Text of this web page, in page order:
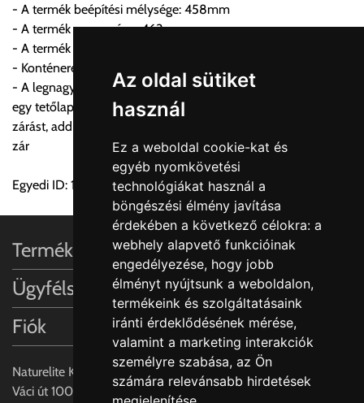
Az oldal sütiket
használ
Ez a weboldal cookie-kat és
egyéb nyomkövetési
technológiákat használ a
böngészési élmény javítása
érdekében a következő célokra: a
webhely alapvető funkcióinak
engedélyezése, hogy jobb
élményt nyújtsunk a weboldalon,
termékeink és szolgáltatásaink
iránti érdeklődésének mérése,
valamint a marketing interakciók
személyre szabása, az Ön
számára relevánsabb hirdetések
Ingyenes szállítási lehetőség nincs!
Egyes termékek súlyát a program nem ismeri, rendelés esetén
a központ igazolja vissza. Amennyiben a költséget az Ön által
gondoltnál magasabb értékben igazoljuk vissza, úgy a
visszaigazolástól számított 24 órán belül a terméket
lemondhatja, vagy kérheti a személyes átvételre való
módosítását.
KERÁMIA TERMÉKEK SZÁLLÍTATÁSA NEM, VAGY CSAK
A MEGRENDELŐ KIFEJEZETT KÉRÉSÉRE ÉS
FELELŐSSÉGÉRE LEHETSÉGES!!
Egyéb leírások:
Budapesti szállítások:
1, Budapestre kért szállítás esetén az általános szállítás
helyett időre történő extra szállítás kérése is lehetséges
egyedi áron. A szállítás megbeszélt időablakban lehetőség
szerint 1 órás intervallumon belüli pontos időpont
- A termék beépítési mélysége: 458mm
- A termék magassága: 463mm
- A termék modul szélessége: 400mm-es szekrénybe
- Konténerek száma: 2 darab
- A legnagyobb előnye a terméknek, hogy míg más márkák
egy tetőlap alól kisiklianak, ami nem eredményez szagmentes
zárást, addig itt minden konténer 98%-os szagmentességgel
zár
Egyedi ID: 1000350259
Naturelite Kft,
Váci út 100.,
Termékinformációk
Ügyfélszolgálat
Fiók